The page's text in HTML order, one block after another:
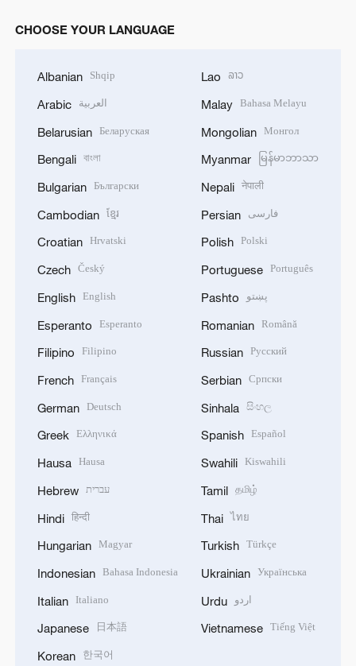
CHOOSE YOUR LANGUAGE
Albanian Shqip
Arabic العربية
Belarusian Беларуская
Bengali বাংলা
Bulgarian Български
Cambodian ខ្មែរ
Croatian Hrvatski
Czech Český
English English
Esperanto Esperanto
Filipino Filipino
French Français
German Deutsch
Greek Ελληνικά
Hausa Hausa
Hebrew עברית
Hindi हिन्दी
Hungarian Magyar
Indonesian Bahasa Indonesia
Italian Italiano
Japanese 日本語
Korean 한국어
Lao ລາວ
Malay Bahasa Melayu
Mongolian Монгол
Myanmar မြန်မာဘာသာ
Nepali नेपाली
Persian فارسی
Polish Polski
Portuguese Português
Pashto پښتو
Romanian Română
Russian Русский
Serbian Српски
Sinhala සිංහල
Spanish Español
Swahili Kiswahili
Tamil தமிழ்
Thai ไทย
Turkish Türkçe
Ukrainian Українська
Urdu اردو
Vietnamese Tiếng Việt